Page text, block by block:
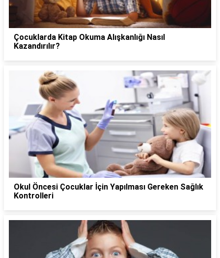
Çocuklarda Kitap Okuma Alışkanlığı Nasıl
Kazandırılır?
Okul Öncesi Çocuklar İçin Yapılması Gereken Sağlık
Kontrolleri